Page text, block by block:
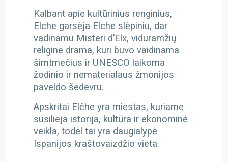
Kalbant apie kultūrinius renginius,
Elche garsėja Elche slėpiniu, dar
vadinamu Misteri d’Elx, viduramžių
religine drama, kuri buvo vaidinama
šimtmečius ir UNESCO laikoma
žodinio ir nematerialaus žmonijos
paveldo šedevru.
Apskritai Elčhe yra miestas, kuriame
susilieja istorija, kultūra ir ekonominė
veikla, todėl tai yra daugialypė
Ispanijos kraštovaizdžio vieta.